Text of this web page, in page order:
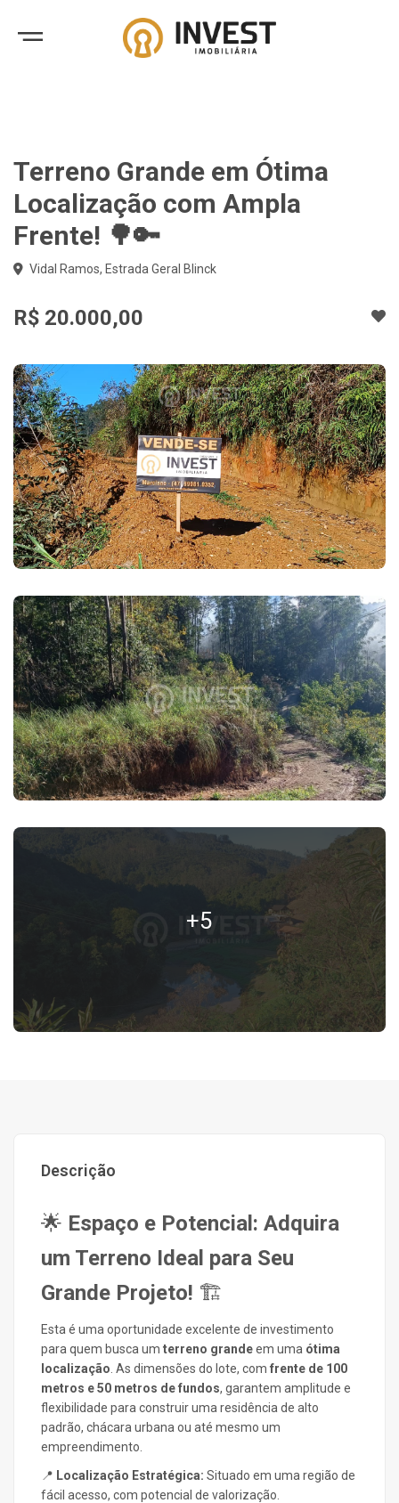
Terreno Grande em Ótima
Localização com Ampla
Frente! 🌳🔑
Vidal Ramos, Estrada Geral Blinck
R$ 20.000,00
+5
Descrição
🌟 Espaço e Potencial: Adquira
um Terreno Ideal para Seu
Grande Projeto! 🏗️
Esta é uma oportunidade excelente de investimento
para quem busca um terreno grandeem uma ótima
localização . As dimensões do lote, com frente de 100
metros e 50 metros de fundos, garantem amplitude e
flexibilidade para construir uma residência de alto
padrão, chácara urbana ou até mesmo um
empreendimento.
📍 Localização Estratégica: Situado em uma região de
fácil acesso, com potencial de valorização.